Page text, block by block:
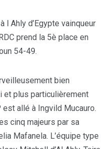
l Ahly d’Egypte vainqueur
prend la 5è place en
54-49.
bien
et plus particulièrement
allé à Ingvild Mucauro.
cinq majeurs par sa
Mafanela. L’équipe type